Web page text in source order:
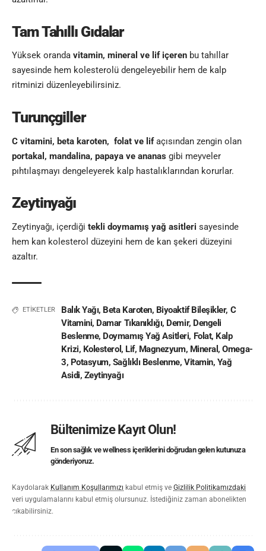
Tam Tahıllı Gıdalar
Yüksek oranda vitamin, mineral ve lif içeren bu tahıllar
sayesinde hem kolesterolü dengeleyebilir hem de kalp
ritminizi düzenleyebilirsiniz.
Turunçgiller
C vitamini, beta karoten, folat ve lifaçısından zengin olan
portakal, mandalina, papaya ve ananas gibi meyveler
pıhtılaşmayı dengeleyerek kalp hastalıklarından korurlar.
Zeytinyağı
Zeytinyağı, içerdiği tekli doymamış yağ asitleri sayesinde
hem kan kolesterol düzeyini hem de kan şekeri düzeyini
azaltır.
ETİKETLER Balık Yağı, Beta Karoten, Biyoaktif Bileşikler, C
Vitamini, Damar Tıkanıklığı, Demir, Dengeli
Beslenme, Doymamış Yağ Asitleri, Folat, Kalp
Krizi, Kolesterol , Lif, Magnezyum, Mineral ,Omega-
3, Potasyum, Sağlıklı Beslenme, Vitamin, Yağ
Asidi, Zeytinyağı
Bültenimize Kayıt Olun!
En son sağlık ve wellness içeriklerini doğrudan gelen kutunuza
gönderiyoruz.
Kaydolarak Kullanım Koşullarımızı kabul etmiş ve Gizlilik Politikamızdaki
veri uygulamalarını kabul etmiş olursunuz. İstediğiniz zaman abonelikten
çıkabilirsiniz.